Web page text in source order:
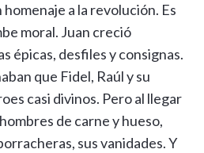
homenaje a la revolución. Es
moral. Juan creció
épicas, desfiles y consignas.
que Fidel, Raúl y su
casi divinos. Pero al llegar
de carne y hueso,
sus vanidades. Y